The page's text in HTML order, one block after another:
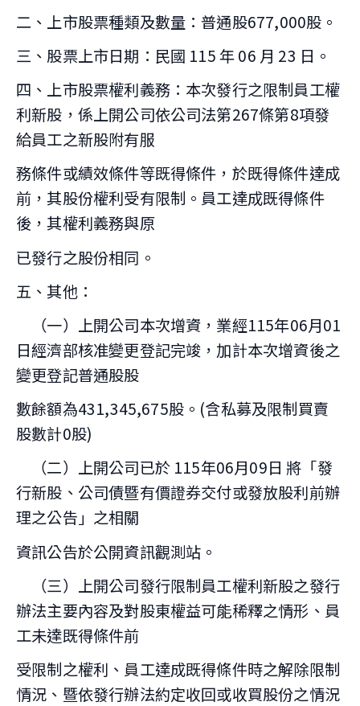
二、上市股票種類及數量：普通股677,000股。
三、股票上市日期：民國 115 年 06 月 23 日。
四、上市股票權利義務：本次發行之限制員工權
利新股，係上開公司依公司法第267條第8項發
給員工之新股附有服
務條件或績效條件等既得條件，於既得條件達成
前，其股份權利受有限制。員工達成既得條件
後，其權利義務與原
已發行之股份相同。
五、其他：
（一）上開公司本次增資，業經115年06月01
日經濟部核准變更登記完竣，加計本次增資後之
變更登記普通股股
數餘額為431,345,675股。(含私募及限制買賣
股數計0股)
（二）上開公司已於 115年06月09日 將「發
行新股、公司債暨有價證券交付或發放股利前辦
理之公告」之相關
資訊公告於公開資訊觀測站。
（三）上開公司發行限制員工權利新股之發行
辦法主要內容及對股東權益可能稀釋之情形、員
工未達既得條件前
受限制之權利、員工達成既得條件時之解除限制
情況、暨依發行辦法約定收回或收買股份之情況